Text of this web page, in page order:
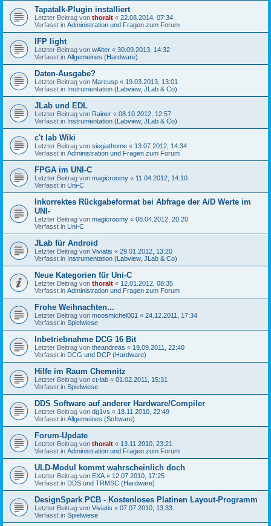
Tapatalk-Plugin installiert
Letzter Beitrag von thoralt « 22.08.2014, 07:34
Verfasst in Administration und Fragen zum Forum
IFP light
Letzter Beitrag von wAlter « 30.09.2013, 14:32
Verfasst in Allgemeines (Hardware)
Daten-Ausgabe?
Letzter Beitrag von Marcusp « 19.03.2013, 13:01
Verfasst in Instrumentation (Labview, JLab & Co)
JLab und EDL
Letzter Beitrag von Rainer « 08.10.2012, 12:57
Verfasst in Instrumentation (Labview, JLab & Co)
c't lab Wiki
Letzter Beitrag von siegiathome « 13.07.2012, 14:34
Verfasst in Administration und Fragen zum Forum
FPGA im UNI-C
Letzter Beitrag von magicroomy « 11.04.2012, 14:10
Verfasst in Uni-C
Inkorrektes Rückgabeformat bei Abfrage der A/D Werte im
UNI-
Letzter Beitrag von magicroomy « 08.04.2012, 20:20
Verfasst in Uni-C
JLab für Android
Letzter Beitrag von Viviatis « 29.01.2012, 13:20
Verfasst in Instrumentation (Labview, JLab & Co)
Neue Kategorien für Uni-C
Letzter Beitrag von thoralt « 12.01.2012, 08:35
Verfasst in Administration und Fragen zum Forum
Frohe Weihnachten...
Letzter Beitrag von moosmichel001 « 24.12.2011, 17:34
Verfasst in Spielwiese
Inbetriebnahme DCG 16 Bit
Letzter Beitrag von theandreas « 19.09.2011, 22:40
Verfasst in DCG und DCP (Hardware)
Hilfe im Raum Chemnitz
Letzter Beitrag von ct-lab « 01.02.2011, 15:31
Verfasst in Spielwiese
DDS Software auf anderer Hardware/Compiler
Letzter Beitrag von dg1vs « 18.11.2010, 22:49
Verfasst in Allgemeines (Software)
Forum-Update
Letzter Beitrag von thoralt « 13.11.2010, 23:21
Verfasst in Administration und Fragen zum Forum
ULD-Modul kommt wahrscheinlich doch
Letzter Beitrag von EXA « 12.07.2010, 17:25
Verfasst in DDS und TRMSC (Hardware)
DesignSpark PCB - Kostenloses Platinen Layout-Programm
Letzter Beitrag von Viviatis « 07.07.2010, 13:33
Verfasst in Spielwiese